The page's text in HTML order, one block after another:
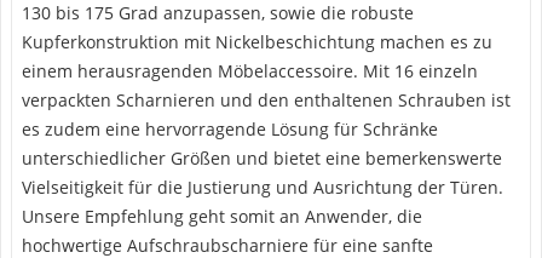
130 bis 175 Grad anzupassen, sowie die robuste
Kupferkonstruktion mit Nickelbeschichtung machen es zu
einem herausragenden Möbelaccessoire. Mit 16 einzeln
verpackten Scharnieren und den enthaltenen Schrauben ist
es zudem eine hervorragende Lösung für Schränke
unterschiedlicher Größen und bietet eine bemerkenswerte
Vielseitigkeit für die Justierung und Ausrichtung der Türen.
Unsere Empfehlung geht somit an Anwender, die
hochwertige Aufschraubscharniere für eine sanfte